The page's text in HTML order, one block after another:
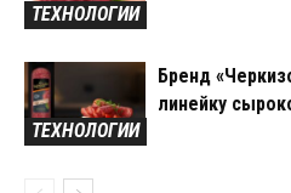
ТЕХНОЛОГИИ
ТЕХНОЛОГИИ
Бренд
линейку